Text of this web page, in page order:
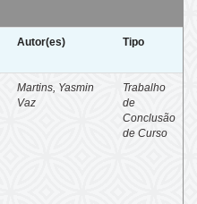
Autor(es) Tipo
Martins, Yasmin
Vaz
Trabalho
de
Conclusão
de Curso